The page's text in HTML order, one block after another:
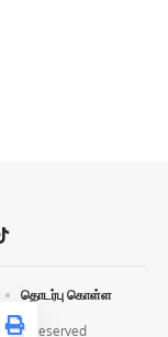
Reserved
தொடர்பு கொள்ள